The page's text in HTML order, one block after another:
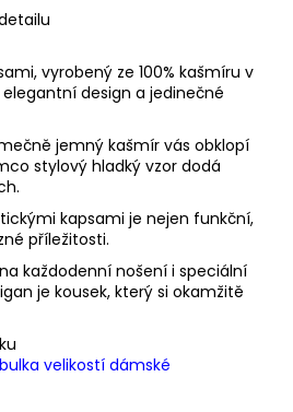
vyrobený ze 100% kašmíru v
design a jedinečné
jemný kašmír vás obklopí
stylový hladký vzor dodá
kapsami je nejen funkční,
příležitosti.
každodenní nošení i speciální
je kousek, který si okamžitě
velikostí dámské